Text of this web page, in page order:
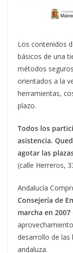
Los contenidos
básicos de una
métodos
orientados a la
herramientas,
plazo.
Todos los
asistencia.
agotar las
(calle Herreros,
Andalucía
Consejería de
marcha en 2007
desarrollo de las
andaluza.